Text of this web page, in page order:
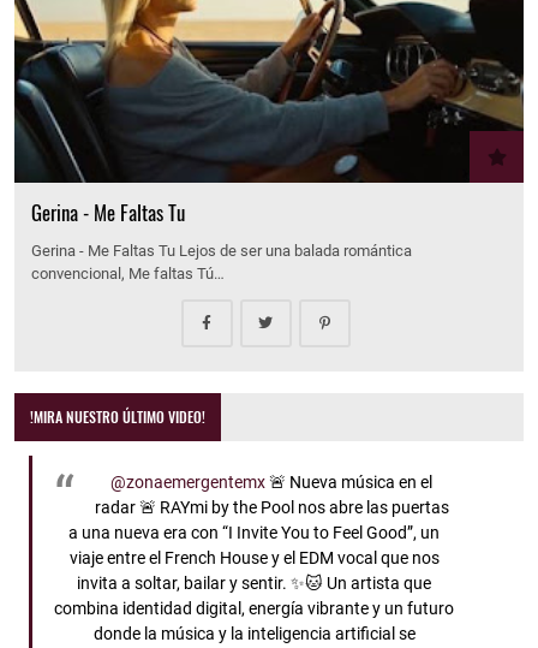
Gerina - Me Faltas Tu
Gerina - Me Faltas Tu Lejos de ser una balada romántica
convencional, Me faltas Tú…
!MIRA NUESTRO ÚLTIMO VIDEO!
@zonaemergentemx🚨 Nueva música en el
radar 🚨 RAYmi by the Pool nos abre las puertas
a una nueva era con “I Invite You to Feel Good”, un
viaje entre el French House y el EDM vocal que nos
invita a soltar, bailar y sentir. ✨🐱 Un artista que
combina identidad digital, energía vibrante y un futuro
donde la música y la inteligencia artificial se